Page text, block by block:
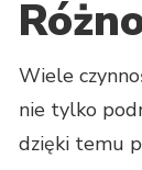
Wiele
nie tylko
dzięki temu